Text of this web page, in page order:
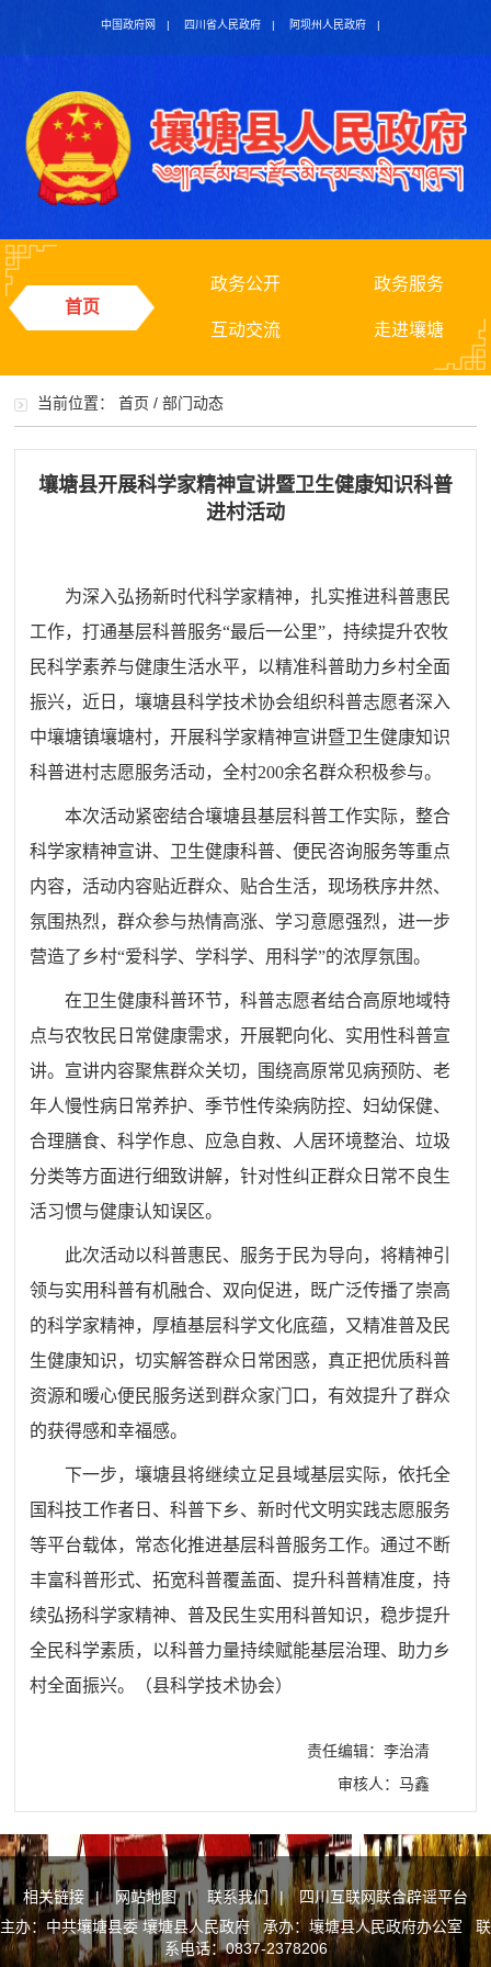
中国政府网 | 四川省人民政府 | 阿坝州人民政府 |
首页
政务公开 政务服务
互动交流 走进壤塘
当前位置：首页 /部门动态
壤塘县开展科学家精神宣讲暨卫生健康知识科普
进村活动
为深入弘扬新时代科学家精神，扎实推进科普惠民
工作，打通基层科普服务“最后一公里”，持续提升农牧
民科学素养与健康生活水平，以精准科普助力乡村全面
振兴，近日，壤塘县科学技术协会组织科普志愿者深入
中壤塘镇壤塘村，开展科学家精神宣讲暨卫生健康知识
科普进村志愿服务活动，全村200余名群众积极参与。
本次活动紧密结合壤塘县基层科普工作实际，整合
科学家精神宣讲、卫生健康科普、便民咨询服务等重点
内容，活动内容贴近群众、贴合生活，现场秩序井然、
氛围热烈，群众参与热情高涨、学习意愿强烈，进一步
营造了乡村“爱科学、学科学、用科学”的浓厚氛围。
在卫生健康科普环节，科普志愿者结合高原地域特
点与农牧民日常健康需求，开展靶向化、实用性科普宣
讲。宣讲内容聚焦群众关切，围绕高原常见病预防、老
年人慢性病日常养护、季节性传染病防控、妇幼保健、
合理膳食、科学作息、应急自救、人居环境整治、垃圾
分类等方面进行细致讲解，针对性纠正群众日常不良生
活习惯与健康认知误区。
此次活动以科普惠民、服务于民为导向，将精神引
领与实用科普有机融合、双向促进，既广泛传播了崇高
的科学家精神，厚植基层科学文化底蕴，又精准普及民
生健康知识，切实解答群众日常困惑，真正把优质科普
资源和暖心便民服务送到群众家门口，有效提升了群众
的获得感和幸福感。
下一步，壤塘县将继续立足县域基层实际，依托全
国科技工作者日、科普下乡、新时代文明实践志愿服务
等平台载体，常态化推进基层科普服务工作。通过不断
丰富科普形式、拓宽科普覆盖面、提升科普精准度，持
续弘扬科学家精神、普及民生实用科普知识，稳步提升
全民科学素质，以科普力量持续赋能基层治理、助力乡
村全面振兴。（县科学技术协会）
责任编辑：李治清
审核人：马鑫
相关链接 | 网站地图 | 联系我们 |
四川互联网联合辟谣平台
主办：中共壤塘县委 壤塘县人民政府 承办：壤塘县人民政府办公室 联
系电话：0837-2378206